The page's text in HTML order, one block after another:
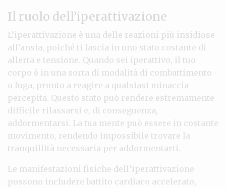
Il ruolo dell’iperattivazione
L’iperattivazione è una delle reazioni più insidiose
all’ansia, poiché ti lascia in uno stato costante di
allerta e tensione. Quando sei iperattivo, il tuo
corpo è in una sorta di modalità di combattimento
o fuga, pronto a reagire a qualsiasi minaccia
percepita. Questo stato può rendere estremamente
difficile rilassarsi e, di conseguenza,
addormentarsi. La tua mente può essere in costante
movimento, rendendo impossibile trovare la
tranquillità necessaria per addormentarti.
Le manifestazioni fisiche dell’iperattivazione
possono includere battito cardiaco accelerato,